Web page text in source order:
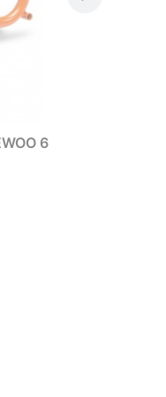
6